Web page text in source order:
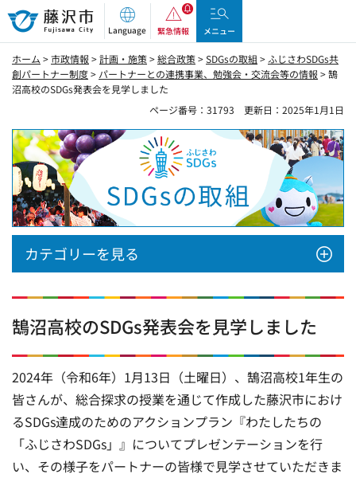
藤沢市
Language 緊急情報 メニュー
ホーム >市政情報 >計画・施策>総合政策>SDGsの取組 >ふじさわSDGs共
創パートナー制度> パートナーとの連携事業、勉強会・交流会等の情報 > 鵠
沼高校のSDGs発表会を見学しました
ページ番号：31793
更新日：2025年1月1日
SDGsの取組
カテゴリーを見る
鵠沼高校のSDGs発表会を見学しました
2024年（令和6年）1月13日（土曜日）、鵠沼高校1年生の
皆さんが、総合探求の授業を通じて作成した藤沢市におけ
るSDGs達成のためのアクションプラン『わたしたちの
「ふじさわSDGs」』についてプレゼンテーションを行
い、その様子をパートナーの皆様で見学させていただきま